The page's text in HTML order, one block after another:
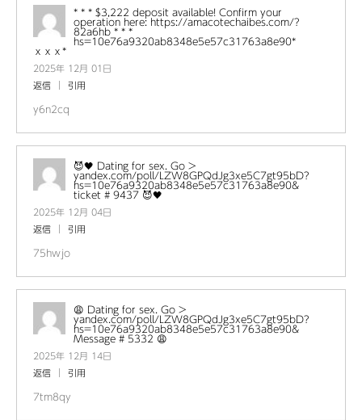
* * * $3,222 deposit available! Confirm your
operation here: https://amacotechaibes.com/?
82a6hb * * *
hs=10e76a9320ab8348e5e57c31763a8e90*
ххх*
2025年 12月 01日
返信
引用
y6n2cq
😈🖤 Dating for sex. Go >
yandex.com/poll/LZW8GPQdJg3xe5C7gt95bD?
hs=10e76a9320ab8348e5e57c31763a8e90&
ticket # 9437 😈🖤
2025年 12月 04日
返信
引用
75hwjo
😩 Dating for sex. Go >
yandex.com/poll/LZW8GPQdJg3xe5C7gt95bD?
hs=10e76a9320ab8348e5e57c31763a8e90&
Message # 5332 😩
2025年 12月 14日
返信
引用
7tm8qy